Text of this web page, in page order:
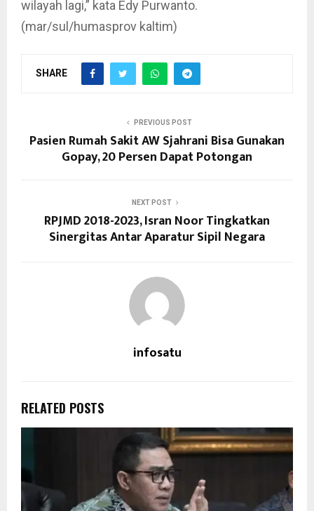
wilayah lagi,” kata Edy Purwanto.
(mar/sul/humasprov kaltim)
SHARE
PREVIOUS POST
Pasien Rumah Sakit AW Sjahrani Bisa Gunakan
Gopay, 20 Persen Dapat Potongan
NEXT POST
RPJMD 2018-2023, Isran Noor Tingkatkan
Sinergitas Antar Aparatur Sipil Negara
infosatu
RELATED POSTS